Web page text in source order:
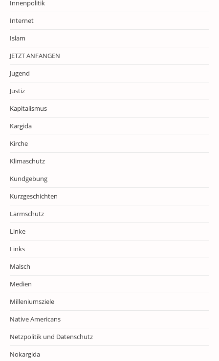
Innenpolitik
Internet
Islam
JETZT ANFANGEN
Jugend
Justiz
Kapitalismus
Kargida
Kirche
Klimaschutz
Kundgebung
Kurzgeschichten
Lärmschutz
Linke
Links
Malsch
Medien
Milleniumsziele
Native Americans
Netzpolitik und Datenschutz
Nokargida